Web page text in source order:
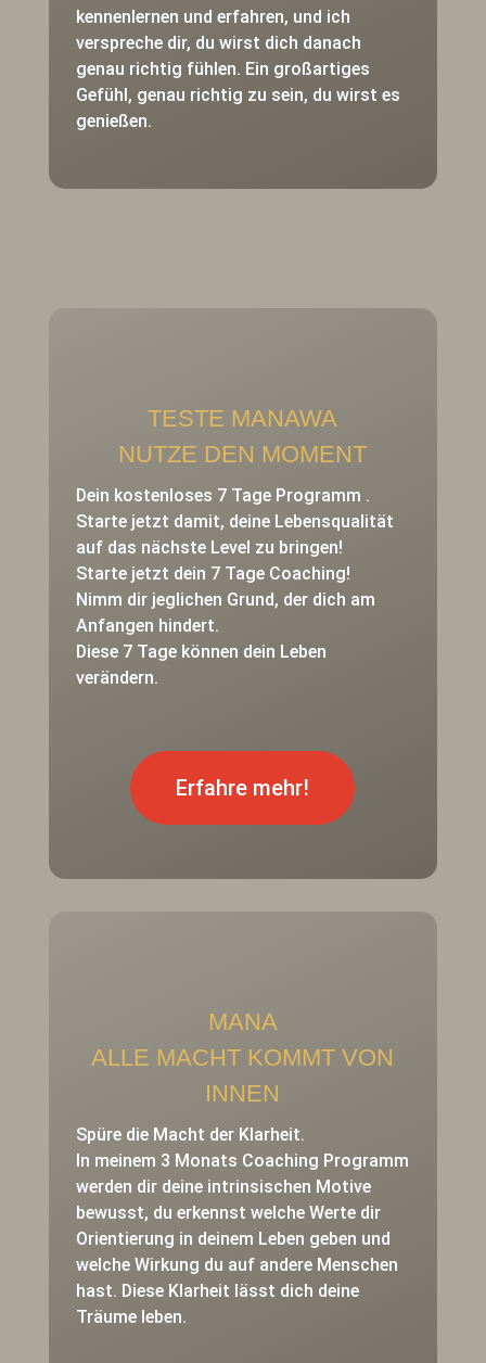
kennenlernen und erfahren, und ich
verspreche dir, du wirst dich danach
genau richtig fühlen. Ein großartiges
Gefühl, genau richtig zu sein, du wirst es
genießen.
TESTE MANAWA
NUTZE DEN MOMENT
Dein kostenloses 7 Tage Programm .
Starte jetzt damit, deine Lebensqualität
auf das nächste Level zu bringen!
Starte jetzt dein 7 Tage Coaching!
Nimm dir jeglichen Grund, der dich am
Anfangen hindert.
Diese 7 Tage können dein Leben
verändern.
Erfahre mehr!
MANA
ALLE MACHT KOMMT VON
INNEN
Spüre die Macht der Klarheit.
In meinem 3 Monats Coaching Programm
werden dir deine intrinsischen Motive
bewusst, du erkennst welche Werte dir
Orientierung in deinem Leben geben und
welche Wirkung du auf andere Menschen
hast. Diese Klarheit lässt dich deine
Träume leben.